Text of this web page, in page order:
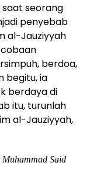
seorang
penyebab
al-Jauziyyah
berdoa,
begitu, ia
berdaya di
itu, turunlah
al-Jauziyyah,
Said